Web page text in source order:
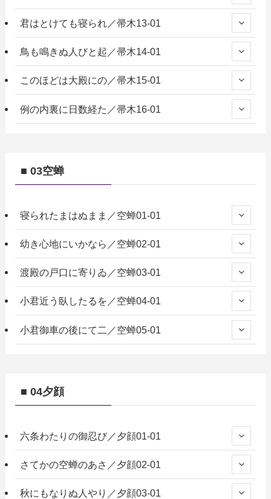
君はとけても寝られ／帚木13-01
鳥も鳴きぬ人びと起／帚木14-01
このほどは大殿にの／帚木15-01
例の内裏に日数経た／帚木16-01
■ 03空蝉
寝られたまはぬまま／空蝉01-01
幼き心地にいかなら／空蝉02-01
渡殿の戸口に寄りゐ／空蝉03-01
小君近う臥したるを／空蝉04-01
小君御車の後にて二／空蝉05-01
■ 04夕顔
六条わたりの御忍び／夕顔01-01
さてかの空蝉のあさ／夕顔02-01
秋にもなりぬ人やり／夕顔03-01